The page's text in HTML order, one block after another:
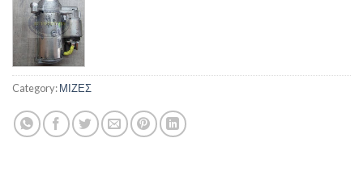
Category:ΜΙΖΕΣ